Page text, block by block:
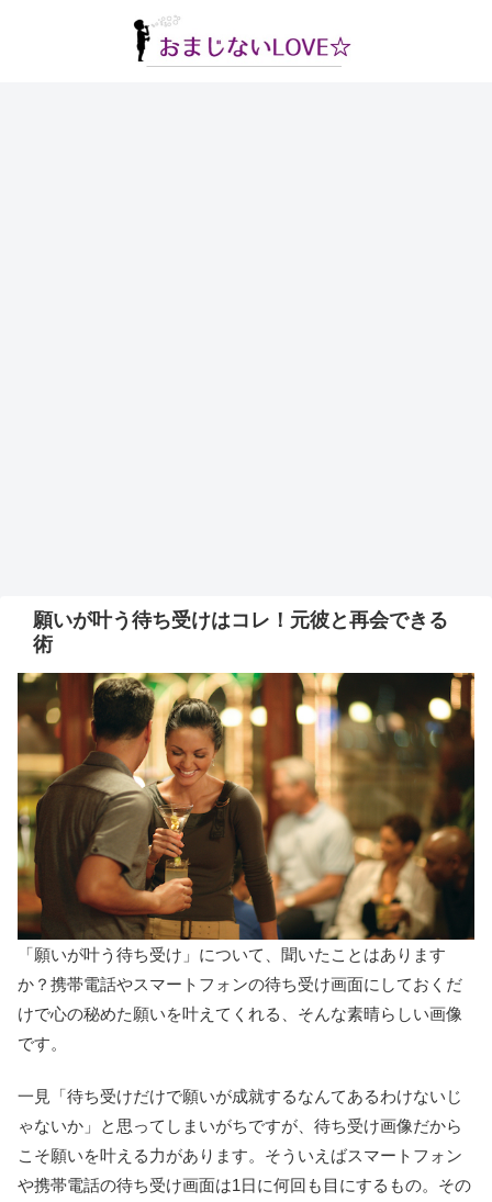
願いが叶う待ち受けはコレ！元彼と再会できる
術
「願いが叶う待ち受け」について、聞いたことはあります
か？携帯電話やスマートフォンの待ち受け画面にしておくだ
けで心の秘めた願いを叶えてくれる、そんな素晴らしい画像
です。
一見「待ち受けだけで願いが成就するなんてあるわけないじ
ゃないか」と思ってしまいがちですが、待ち受け画像だから
こそ願いを叶える力があります。そういえばスマートフォン
や携帯電話の待ち受け画面は1日に何回も目にするもの。その